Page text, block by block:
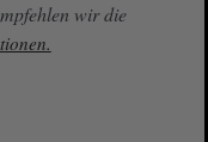
wir die